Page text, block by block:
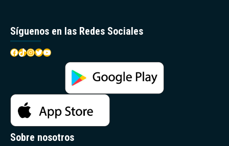
Síguenos en las Redes Sociales
Facebook
TikTok
Instagram
Twitter
YouTube
Sobre nosotros